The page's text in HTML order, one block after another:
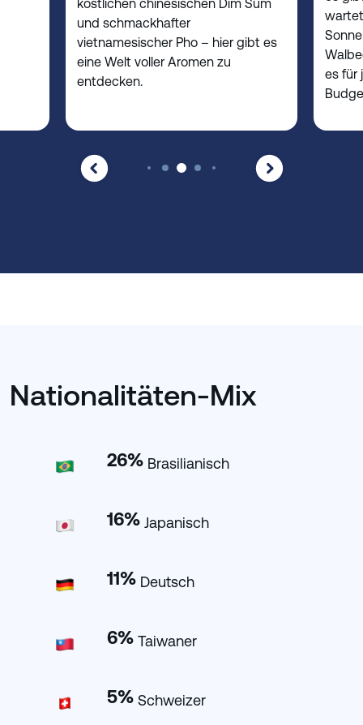
köstlichen chinesischen Dim Sum
und schmackhafter
vietnamesischer Pho – hier gibt es
eine Welt voller Aromen zu
entdecken.
es für
Nationalitäten-Mix
26% Brasilianisch
16% Japanisch
11% Deutsch
6% Taiwaner
5% Schweizer